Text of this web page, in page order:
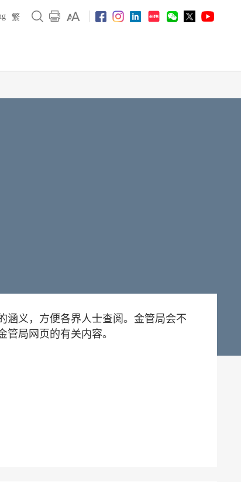
繁
涵义，方便各界人士查阅。金管局会不
局网页的有关内容。